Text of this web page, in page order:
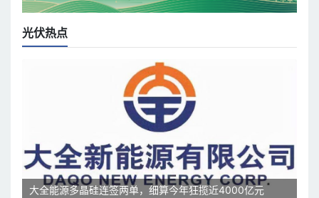
光伏热点
大全能源多晶硅连签两单，细算今年狂揽近4000亿元